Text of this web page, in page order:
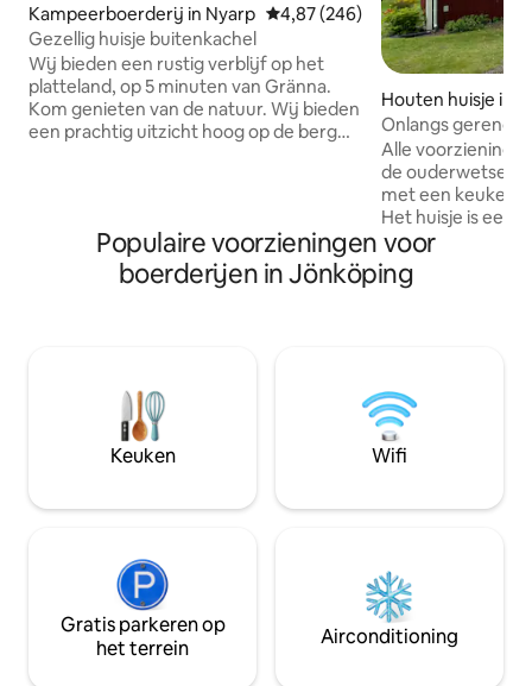
Kampeerboerderij in Nyarp Gemiddelde beoordeling van
4,87 (246)
Gezellig huisje buitenkachel
Wij bieden een rustig verblijf op het
platteland, op 5 minuten van Gränna.
Kom genieten van de natuur. Wij bieden
een prachtig uitzicht hoog op de berg
onder jullie die willen ontspannen! Het
huis heeft 2 slaapkamers, een grote
woonkamer met een tegelkachel, een
brandhout zijn inbegrepen.
Houten huisje in
Onlangs
in Falbygden
Alle
de ouderwetse
met een
Het huisje is een
m ². De
tuin. Tijdens het
groenten, fruit,
badlinnen zijn
Mbps en tv beschikbaar.
worden besteld
90/persoon/dag.
Populaire voorzieningen voor
boerderijen in Jönköping
Keuken Wifi
Gratis parkeren op
het terrein
Airconditioning